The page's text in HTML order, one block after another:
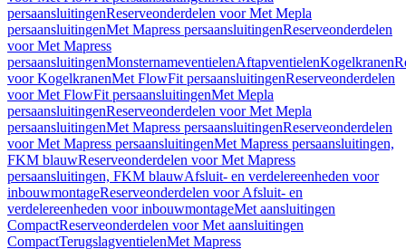
persaansluitingenReserveonderdelen voor Met Mepla
persaansluitingenMet Mapress persaansluitingenReserveonderdelen
voor Met Mapress
persaansluitingenMonsternameventielenAftapventielenKogelkranen
voor KogelkranenMet FlowFit persaansluitingenReserveonderdelen
voor Met FlowFit persaansluitingenMet Mepla
persaansluitingenReserveonderdelen voor Met Mepla
persaansluitingenMet Mapress persaansluitingenReserveonderdelen
voor Met Mapress persaansluitingenMet Mapress persaansluitingen,
FKM blauwReserveonderdelen voor Met Mapress
persaansluitingen, FKM blauwAfsluit- en verdelereenheden voor
inbouwmontageReserveonderdelen voor Afsluit- en
verdelereenheden voor inbouwmontageMet aansluitingen
CompactReserveonderdelen voor Met aansluitingen
CompactTerugslagventielenMet Mapress